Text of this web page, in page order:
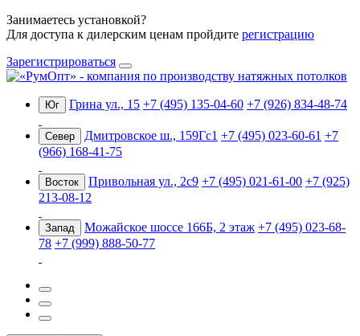
Занимаетесь установкой?
Для доступа к дилерским ценам пройдите регистрацию
Зарегистрироваться
Юг Грина ул., 15 +7 (495) 135-04-60 +7 (926) 834-48-74
Север Дмитровское ш., 159Гс1 +7 (495) 023-60-61 +7
(966) 168-41-75
Восток Привольная ул., 2с9 +7 (495) 021-61-00 +7 (925)
213-08-12
Запад Можайское шоссе 166Б, 2 этаж +7 (495) 023-68-
78 +7 (999) 888-50-77